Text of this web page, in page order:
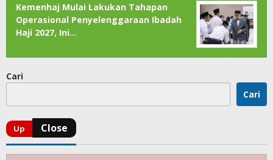
Kemenhaj Mulai Lakukan Tahapan
Operasional Penyelenggaraan Ibadah
Haji 2027, Ini…
Cari
Cari